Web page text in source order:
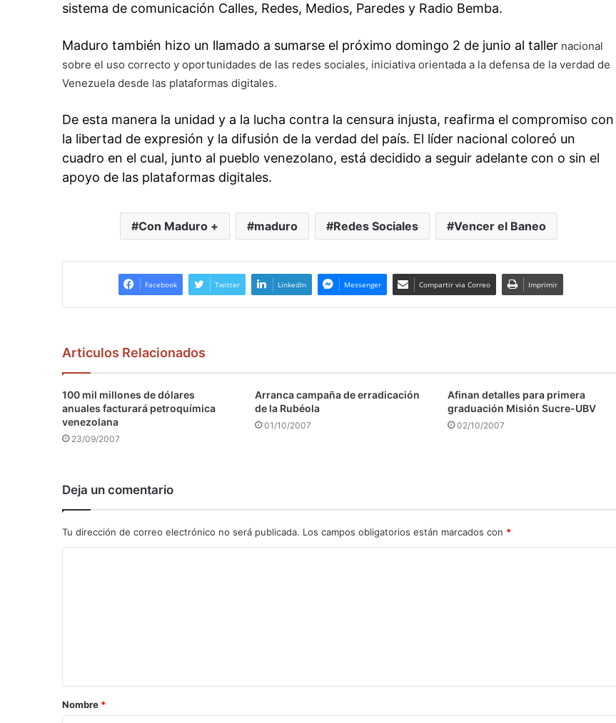
sistema de comunicación Calles, Redes, Medios, Paredes y Radio Bemba.
Maduro también hizo un llamado a sumarse el próximo domingo 2 de junio al taller nacional
sobre el uso correcto y oportunidades de las redes sociales, iniciativa orientada a la defensa de la verdad de
Venezuela desde las plataformas digitales.
De esta manera la unidad y a la lucha contra la censura injusta, reafirma el compromiso con
la libertad de expresión y la difusión de la verdad del país. El líder nacional coloreó un
cuadro en el cual, junto al pueblo venezolano, está decidido a seguir adelante con o sin el
apoyo de las plataformas digitales.
Con Maduro + maduro Redes Sociales Vencer el Baneo
Facebook Twitter LinkedIn Messenger Compartir via Correo Imprimir
Articulos Relacionados
100 mil millones de dólares
anuales facturará petroquímica
venezolana
23/09/2007
Arranca campaña de erradicación
de la Rubéola
01/10/2007
Afinan detalles para primera
graduación Misión Sucre-UBV
02/10/2007
Deja un comentario
Tu dirección de correo electrónico no será publicada. Los campos obligatorios están marcados con *
a
r
Nombre *